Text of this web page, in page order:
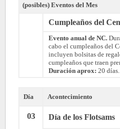
(posibles) Eventos del Mes
Cumpleaños del
Evento anual de NC.
cabo el cumpleaños del
incluyen bolsitas de
cumpleaños que traen
Duración aprox: 20 días.
Día Acontecimiento
03 Día de los Flotsams